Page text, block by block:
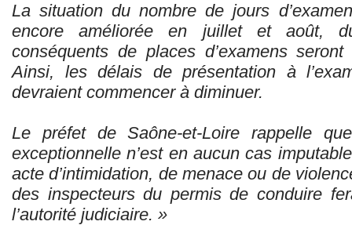
La situation du nombre de jours
encore améliorée en juillet et août,
conséquents de places d’examens
Ainsi, les délais de présentation à
devraient commencer à diminuer.
Le préfet de Saône-et-Loire rappelle
exceptionnelle n’est en aucun cas
acte d’intimidation, de menace ou de
des inspecteurs du permis de conduire
l’autorité judiciaire. »